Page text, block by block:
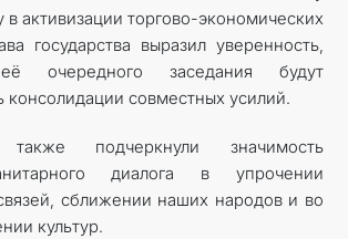
в активизации торгово-экономических
государства выразил уверенность,
очередного заседания будут
консолидации совместных усилий.
также подчеркнули значимость
диалога в упрочении
сближении наших народов и во
культур.